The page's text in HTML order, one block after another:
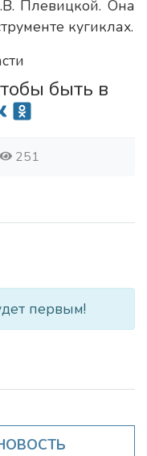
Плевицкой. Она
кугиклах.
быть в
251
первым!